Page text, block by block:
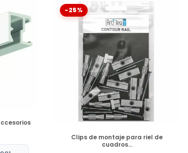
-25%
DISPONIBLE
Clips de montaje para riel de
cuadros...